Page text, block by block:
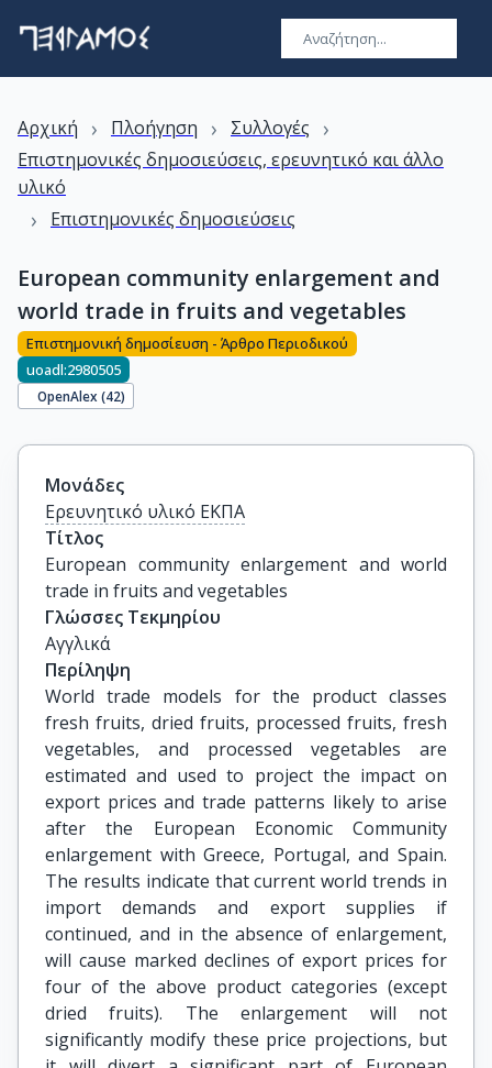
Αρχική › Πλοήγηση › Συλλογές ›
Επιστημονικές δημοσιεύσεις, ερευνητικό και άλλο
υλικό
› Επιστημονικές δημοσιεύσεις
European community enlargement and
world trade in fruits and vegetables
Επιστημονική δημοσίευση - Άρθρο Περιοδικού
uoadl:2980505
OpenAlex (42)
Μονάδες
Ερευνητικό υλικό ΕΚΠΑ
Τίτλος
European community enlargement and world
trade in fruits and vegetables
Γλώσσες Τεκμηρίου
Αγγλικά
Περίληψη
World trade models for the product classes
fresh fruits, dried fruits, processed fruits, fresh
vegetables, and processed vegetables are
estimated and used to project the impact on
export prices and trade patterns likely to arise
after the European Economic Community
enlargement with Greece, Portugal, and Spain.
The results indicate that current world trends in
import demands and export supplies if
continued, and in the absence of enlargement,
will cause marked declines of export prices for
four of the above product categories (except
dried fruits). The enlargement will not
significantly modify these price projections, but